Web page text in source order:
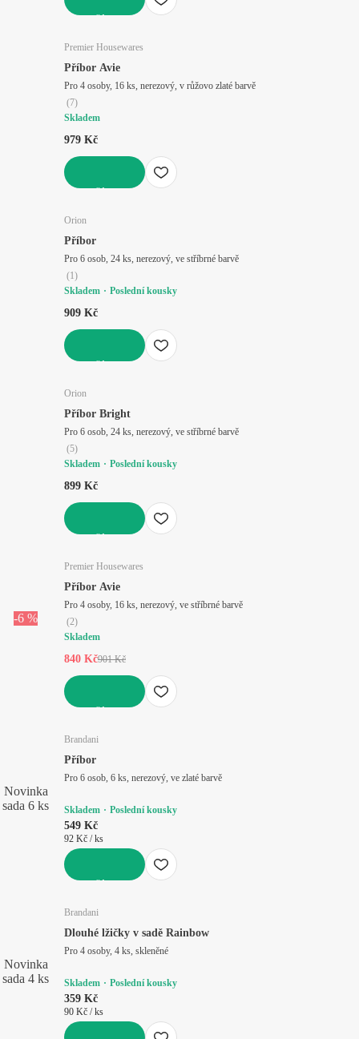
Premier Housewares
Příbor Avie
Pro 4 osoby, 16 ks, nerezový, v růžovo zlaté barvě
(7)
Skladem
979 Kč
Orion
Příbor
Pro 6 osob, 24 ks, nerezový, ve stříbrné barvě
(1)
Skladem
Poslední kousky
909 Kč
Orion
Příbor Bright
Pro 6 osob, 24 ks, nerezový, ve stříbrné barvě
(5)
Skladem
Poslední kousky
899 Kč
-6 %
Premier Housewares
Příbor Avie
Pro 4 osoby, 16 ks, nerezový, ve stříbrné barvě
(2)
Skladem
840 Kč901 Kč
Novinka
sada 6 ks
Brandani
Příbor
Pro 6 osob, 6 ks, nerezový, ve zlaté barvě
Skladem Poslední kousky
549 Kč
92 Kč / ks
Novinka
sada 4 ks
Brandani
Dlouhé lžičky v sadě Rainbow
Pro 4 osoby, 4 ks, skleněné
Skladem Poslední kousky
359 Kč
90 Kč / ks